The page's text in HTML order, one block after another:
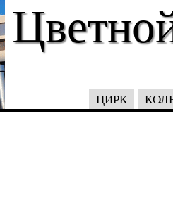
ЦИРК